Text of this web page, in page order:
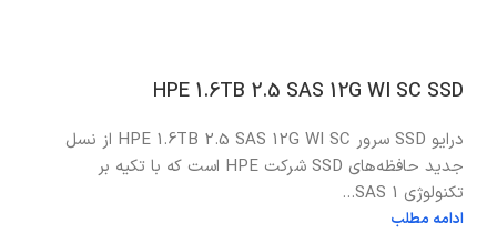
HPE 1.6TB 2.5 SAS 12G WI SC SSD
درایو SSD سرور HPE 1.6TB 2.5 SAS 12G WI SC از نسل
جدید حافظه‌های SSD شرکت HPE است که با تکیه بر
تکنولوژی SAS 1...
ادامه مطلب